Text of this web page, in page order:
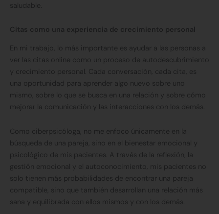
saludable.
Citas como una experiencia de crecimiento personal
En mi trabajo, lo más importante es ayudar a las personas a
ver las citas online como un proceso de autodescubrimiento
y crecimiento personal. Cada conversación, cada cita, es
una oportunidad para aprender algo nuevo sobre uno
mismo, sobre lo que se busca en una relación y sobre cómo
mejorar la comunicación y las interacciones con los demás.
Como ciberpsicóloga, no me enfoco únicamente en la
búsqueda de una pareja, sino en el bienestar emocional y
psicológico de mis pacientes. A través de la reflexión, la
gestión emocional y el autoconocimiento, mis pacientes no
solo tienen más probabilidades de encontrar una pareja
compatible, sino que también desarrollan una relación más
sana y equilibrada con ellos mismos y con los demás.